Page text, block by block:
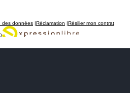
des données |Réclamation |Résilier mon contrat